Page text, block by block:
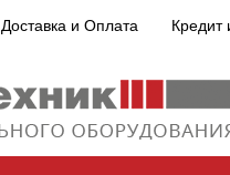
Доставка и Оплата Кредит